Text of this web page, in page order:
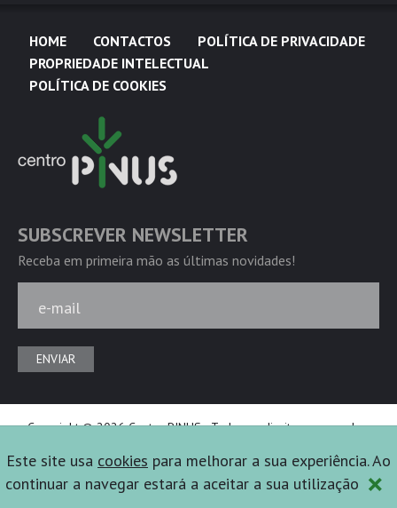
HOME CONTACTOS
POLÍTICA DE PRIVACIDADE
PROPRIEDADE INTELECTUAL
POLÍTICA DE COOKIES
SUBSCREVER NEWSLETTER
Receba em primeira mão as últimas novidades!
e-mail
ENVIAR
Copyright © 2026 Centro PINUS - Todos os direitos reservados.
Este site usa cookies para melhorar a sua experiência. Ao
continuar a navegar estará a aceitar a sua utilização ×